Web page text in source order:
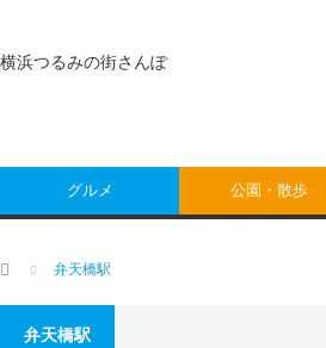
横浜つるみの街さんぽ
グルメ 公園・散歩
ホーム 弁天橋駅
弁天橋駅